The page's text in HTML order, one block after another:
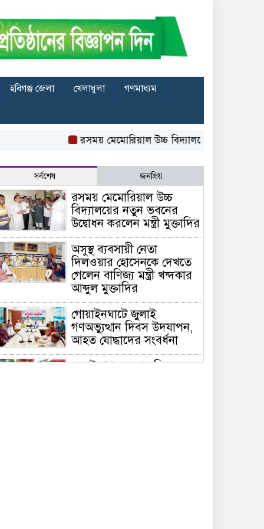
হবিগঞ্জ জেলা খেলাধুলা
গণমাধ্যম
রসময় মেমোরিয়াল উচ্চ বিদ্যালয়ের নতুন ভবনের উদ্বোধন
সর্বশেষ জনপ্রিয়
রসময় মেমোরিয়াল উচ্চ
বিদ্যালয়ের নতুন ভবনের
উদ্বোধন করলেন মন্ত্রী মুক্তাদির
অসুস্থ ব্যবসায়ী নেতা
দিলওয়ার হোসেনকে দেখতে
গেলেন বাণিজ্য মন্ত্রী খন্দকার
আব্দুল মুক্তাদির
গোয়াইনঘাটে জুলাই
গণঅভ্যুত্থান দিবস উদযাপন,
আহত যোদ্ধাদের সংবর্ধনা
জুলাই গণঅভ্যুত্থান দিবসে